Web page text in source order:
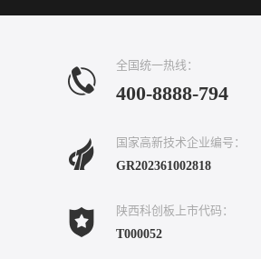
全国统一热线：
400-8888-794
国家高新技术企业编号：
GR202361002818
陕西科创板上市代码：
T000052